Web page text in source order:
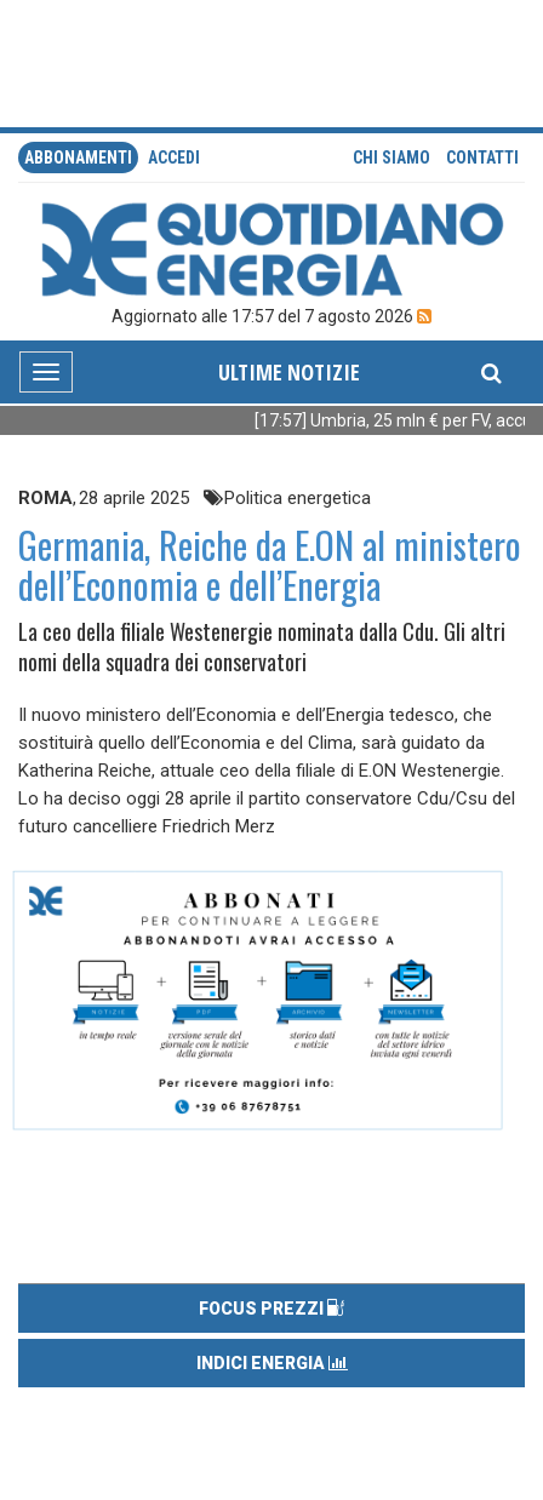
ABBONAMENTI ACCEDI CHI SIAMO CONTATTI
Aggiornato alle 17:57 del 7 agosto 2026
Toggle
navigation
ULTIME NOTIZIE
[17:57] Umbria, 25 mln € per FV,
ROMA,28 aprile 2025 Politica energetica
Germania, Reiche da E.ON al ministero
dell’Economia e dell’Energia
La ceo della filiale Westenergie nominata dalla Cdu. Gli altri
nomi della squadra dei conservatori
Il nuovo ministero dell’Economia e dell’Energia tedesco, che
sostituirà quello dell’Economia e del Clima, sarà guidato da
Katherina Reiche, attuale ceo della filiale di E.ON Westenergie.
Lo ha deciso oggi 28 aprile il partito conservatore Cdu/Csu del
futuro cancelliere Friedrich Merz
FOCUS PREZZI
INDICI ENERGIA